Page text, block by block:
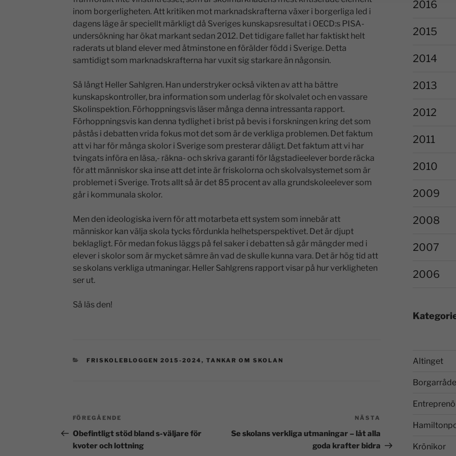
inom borgerligheten. Att kritiken mot marknadskrafterna växer i borgerliga led i
dagens läge är speciellt märkligt då Sveriges kunskapsresultat i OECD:s PISA-
undersökning har ökat markant sedan 2012. Det tidigare fallet har faktiskt helt
raderats ut bland elever med åtminstone en förälder född i Sverige. Detta
samtidigt som marknadskrafterna har vuxit sig starkare än någonsin.
Så långt Heller Sahlgren. Han understryker också vikten av att ha bättre
kunskapskontroller, bra information som underlag för skolvalet och en vassare
Skolinspektion. Förhoppningsvis läser många denna intressanta rapport.
Förhoppningsvis kan denna tydlighet i brist på bevis i forskningen kring det som
påstås i debatten vrida fokus mot det som är de verkliga problemen. Det faktum
att vi har för många skolor i Sverige som presterar dåligt. Det faktum att vi har
tvingats införa en läsa,- räkna- och skriva garanti för lågstadieelever borde räcka
för att människor ska inse att det inte är friskolorna och skolvalsystemet som är
problemet i Sverige. Trots allt så är det 85 procent av alla grundskoleelever som
går i kommunala skolor.
Men den ideologiska ivern för att motarbeta ett system som innebär att
människor kan välja skola tycks fördunkla helhetsperspektivet. Det är djupt
beklagligt. För medan fokus läggs på fel saker i debatten så går mängder med i
elever i skolor som är mycket sämre än vad de skulle kunna vara. Det är hög tid att
se skolans verkliga utmaningar. Heller Sahlgrens rapport visar på hur verkligheten
ser ut.
Så läs den!
FRISKOLEBLOGGEN 2015-2024, TANKAR OM SKOLAN
FÖREGÅENDE
Obefintligt stöd bland s-väljare för
kvoter och lottning
NÄSTA
Se skolans verkliga utmaningar – låt alla
goda krafter bidra
2016
2015
2014
2013
2012
2011
2010
2009
2008
2007
2006
Altinget
Krönikor